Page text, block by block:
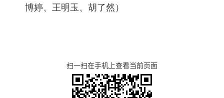
博婷、王明玉、胡了然）
扫一扫在手机上查看当前页面